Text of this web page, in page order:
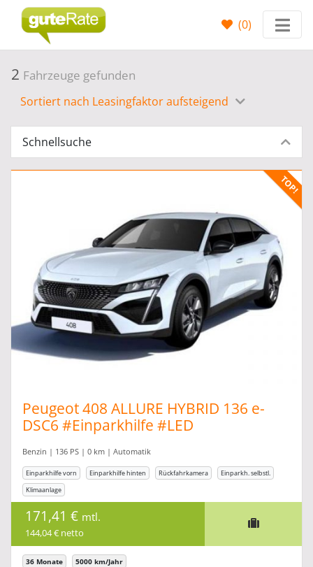
(0)
2 Fahrzeuge gefunden
Sortiert nach Leasingfaktor aufsteigend
Schnellsuche
Peugeot 408 ALLURE HYBRID 136 e-
DSC6 #Einparkhilfe #LED
Benzin | 136 PS | 0 km | Automatik
Einparkhilfe vorn Einparkhilfe hinten Rückfahrkamera
Einparkh. selbstl.
Klimaanlage
171,41 € mtl.
144,04 € netto
36 Monate 5000 km/Jahr